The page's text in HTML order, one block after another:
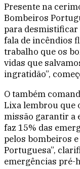
Presente na
Bombeiros
para desmistificar
fala de incêndios
trabalho que os
vidas que
ingratidão”,
O também
Lixa lembrou que
missão garantir a
faz 15% das
pelos bombeiros
Portuguesa”,
emergências pré-